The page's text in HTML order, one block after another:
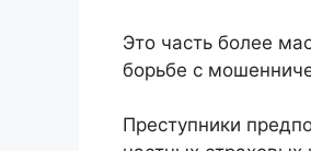
Это часть более
борьбе с
Преступники